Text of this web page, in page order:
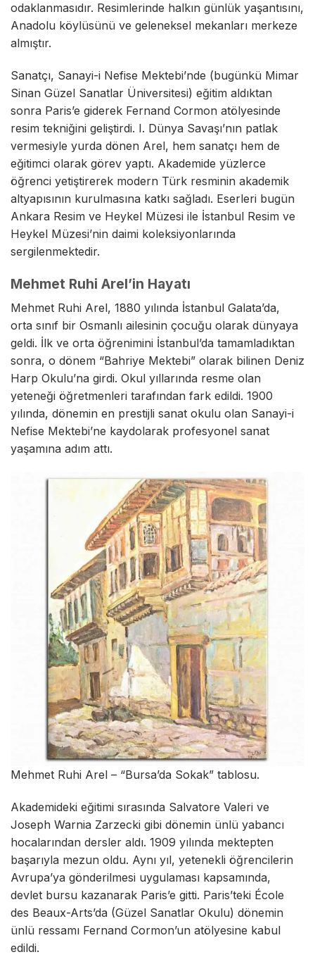
odaklanmasıdır. Resimlerinde halkın günlük yaşantısını,
Anadolu köylüsünü ve geleneksel mekanları merkeze
almıştır.
Sanatçı, Sanayi-i Nefise Mektebi’nde (bugünkü Mimar
Sinan Güzel Sanatlar Üniversitesi) eğitim aldıktan
sonra Paris’e giderek Fernand Cormon atölyesinde
resim tekniğini geliştirdi. I. Dünya Savaşı’nın patlak
vermesiyle yurda dönen Arel, hem sanatçı hem de
eğitimci olarak görev yaptı. Akademide yüzlerce
öğrenci yetiştirerek modern Türk resminin akademik
altyapısının kurulmasına katkı sağladı. Eserleri bugün
Ankara Resim ve Heykel Müzesi ile İstanbul Resim ve
Heykel Müzesi’nin daimi koleksiyonlarında
sergilenmektedir.
Mehmet Ruhi Arel’in Hayatı
Mehmet Ruhi Arel, 1880 yılında İstanbul Galata’da,
orta sınıf bir Osmanlı ailesinin çocuğu olarak dünyaya
geldi. İlk ve orta öğrenimini İstanbul’da tamamladıktan
sonra, o dönem “Bahriye Mektebi” olarak bilinen Deniz
Harp Okulu’na girdi. Okul yıllarında resme olan
yeteneği öğretmenleri tarafından fark edildi. 1900
yılında, dönemin en prestijli sanat okulu olan Sanayi-i
Nefise Mektebi’ne kaydolarak profesyonel sanat
yaşamına adım attı.
Mehmet Ruhi Arel – “Bursa’da Sokak” tablosu.
Akademideki eğitimi sırasında Salvatore Valeri ve
Joseph Warnia Zarzecki gibi dönemin ünlü yabancı
hocalarından dersler aldı. 1909 yılında mektepten
başarıyla mezun oldu. Aynı yıl, yetenekli öğrencilerin
Avrupa’ya gönderilmesi uygulaması kapsamında,
devlet bursu kazanarak Paris’e gitti. Paris’teki École
des Beaux-Arts’da (Güzel Sanatlar Okulu) dönemin
ünlü ressamı Fernand Cormon’un atölyesine kabul
edildi.